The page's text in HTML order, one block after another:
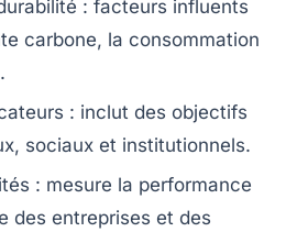
: facteurs influents
carbone, la consommation
.
: inclut des objectifs
sociaux et institutionnels.
: mesure la performance
des entreprises et des